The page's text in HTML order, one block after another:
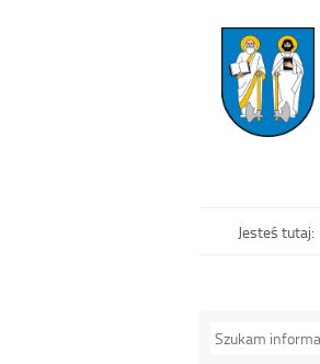
Jesteś tutaj: